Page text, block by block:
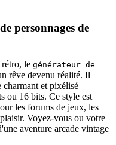
personnages de
rétro, le générateur de
rêve devenu réalité. Il
charmant et pixélisé
ou 16 bits. Ce style est
les forums de jeux, les
Voyez-vous ou votre
aventure arcade vintage